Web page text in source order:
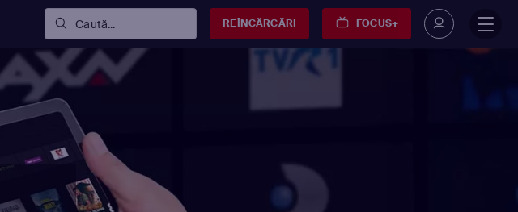
Caută... REÎNCĂRCĂRI FOCUS+